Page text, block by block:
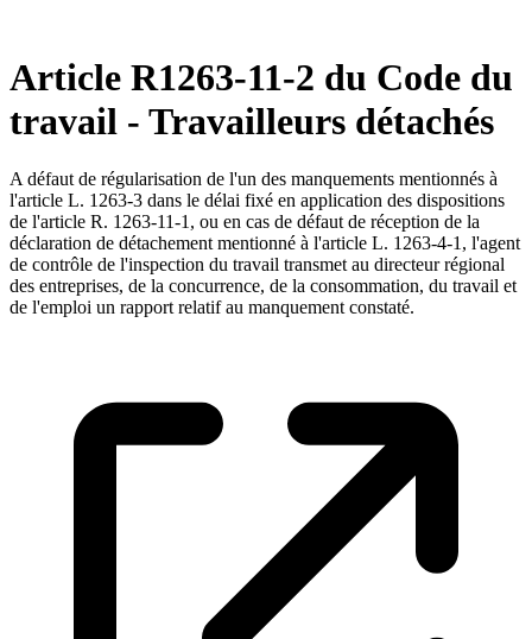
Article R1263-11-2 du Code du
travail - Travailleurs détachés
A défaut de régularisation de l'un des manquements mentionnés à
l'article L. 1263-3 dans le délai fixé en application des dispositions
de l'article R. 1263-11-1, ou en cas de défaut de réception de la
déclaration de détachement mentionné à l'article L. 1263-4-1, l'agent
de contrôle de l'inspection du travail transmet au directeur régional
des entreprises, de la concurrence, de la consommation, du travail et
de l'emploi un rapport relatif au manquement constaté.